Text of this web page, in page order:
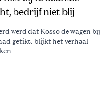
bedrijf niet blij
werd dat Kosso de wagen bij
getikt, blijkt het verhaal